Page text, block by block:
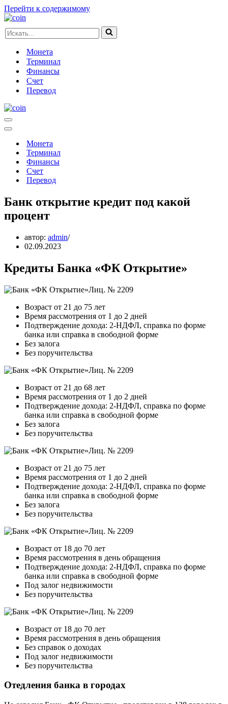
Перейти к содержимому
Искать...
Монета
Терминал
Финансы
Счет
Перевод
Меню
навигации
Меню
навигацииМонета
Терминал
Финансы
Счет
Перевод
Банк открытие кредит под какой
процент
автор: admin
02.09.2023
Кредиты Банка «ФК Открытие»
Лиц. № 2209
Возраст от 21 до 75 лет
Время рассмотрения от 1 до 2 дней
Подтверждение дохода: 2-НДФЛ, справка по форме
банка или справка в свободной форме
Без залога
Без поручительства
Лиц. № 2209
Возраст от 21 до 68 лет
Время рассмотрения от 1 до 2 дней
Подтверждение дохода: 2-НДФЛ, справка по форме
банка или справка в свободной форме
Без залога
Без поручительства
Лиц. № 2209
Возраст от 21 до 75 лет
Время рассмотрения от 1 до 2 дней
Подтверждение дохода: 2-НДФЛ, справка по форме
банка или справка в свободной форме
Без залога
Без поручительства
Лиц. № 2209
Возраст от 18 до 70 лет
Время рассмотрения в день обращения
Подтверждение дохода: 2-НДФЛ, справка по форме
банка или справка в свободной форме
Под залог недвижимости
Без поручительства
Лиц. № 2209
Возраст от 18 до 70 лет
Время рассмотрения в день обращения
Без справок о доходах
Под залог недвижимости
Без поручительства
Отедления банка в городах